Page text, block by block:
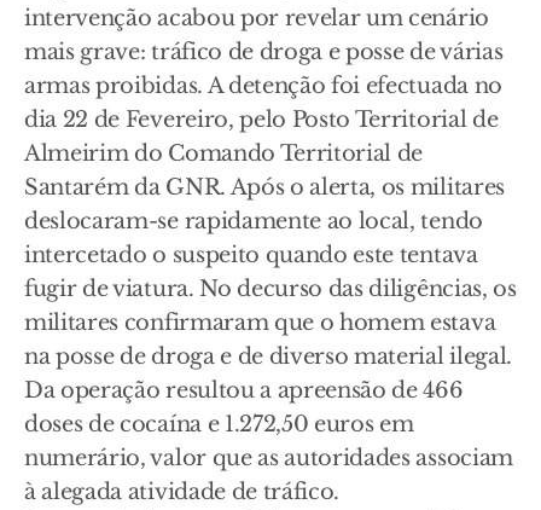
intervenção acabou por revelar um cenário
mais grave: tráfico de droga e posse de várias
armas proibidas. A detenção foi efectuada no
dia 22 de Fevereiro, pelo Posto Territorial de
Almeirim do Comando Territorial de
Santarém da GNR. Após o alerta, os militares
deslocaram-se rapidamente ao local, tendo
intercetado o suspeito quando este tentava
fugir de viatura. No decurso das diligências, os
militares confirmaram que o homem estava
na posse de droga e de diverso material ilegal.
Da operação resultou a apreensão de 466
doses de cocaína e 1.272,50 euros em
numerário, valor que as autoridades associam
à alegada atividade de tráfico.